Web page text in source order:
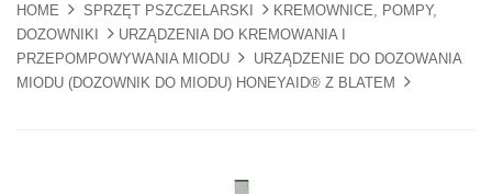
HOME SPRZĘT PSZCZELARSKI
KREMOWNICE, POMPY,
DOZOWNIKI
URZĄDZENIA DO KREMOWANIA I
PRZEPOMPOWYWANIA MIODU
URZĄDZENIE DO DOZOWANIA
MIODU (DOZOWNIK DO MIODU) HONEYAID® Z BLATEM